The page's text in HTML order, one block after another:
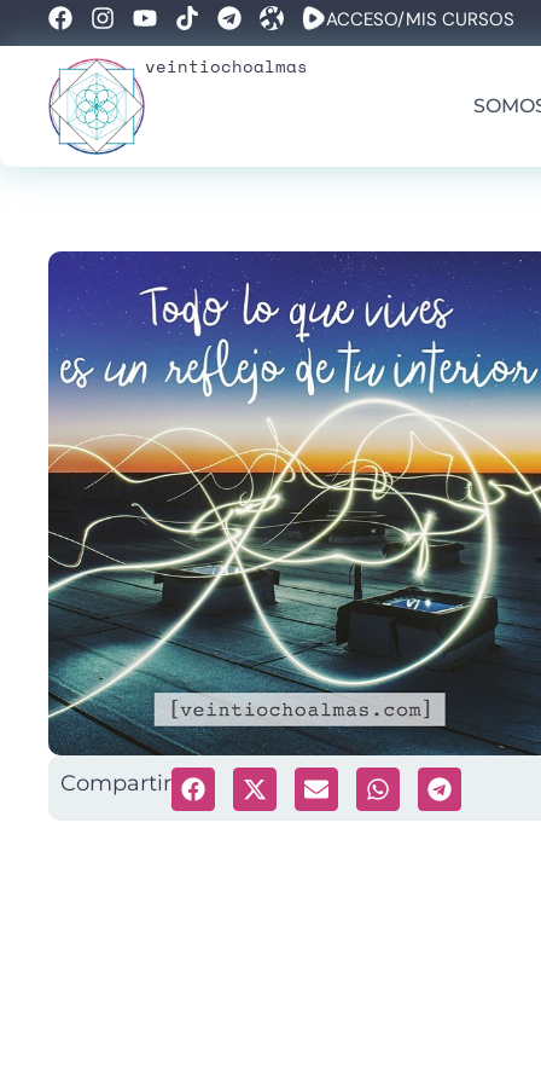
ACCESO/MIS CURSOS
veintiochoalmas
Compartir